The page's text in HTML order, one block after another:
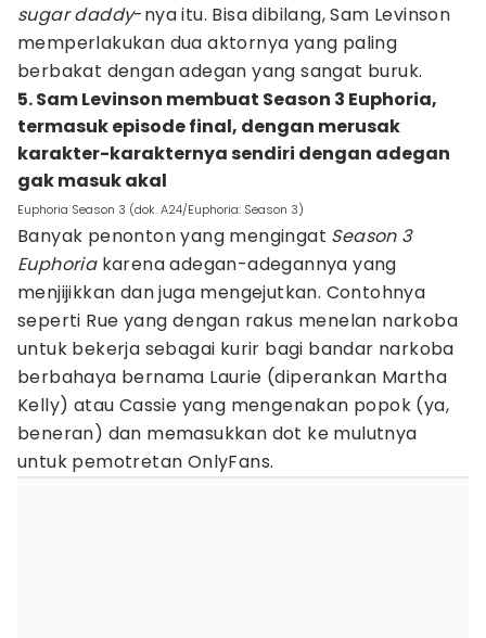
sugar daddy-nya itu. Bisa dibilang, Sam Levinson
memperlakukan dua aktornya yang paling
berbakat dengan adegan yang sangat buruk.
5. Sam Levinson membuat Season 3 Euphoria,
termasuk episode final, dengan merusak
karakter-karakternya sendiri dengan adegan
gak masuk akal
Euphoria Season 3 (dok. A24/Euphoria: Season 3)
Banyak penonton yang mengingat Season 3
Euphoriakarena adegan-adegannya yang
menjijikkan dan juga mengejutkan. Contohnya
seperti Rue yang dengan rakus menelan narkoba
untuk bekerja sebagai kurir bagi bandar narkoba
berbahaya bernama Laurie (diperankan Martha
Kelly) atau Cassie yang mengenakan popok (ya,
beneran) dan memasukkan dot ke mulutnya
untuk pemotretan OnlyFans.